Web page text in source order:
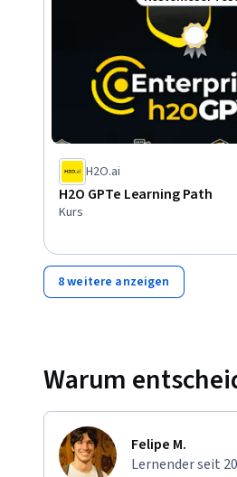
Status:
H2O.ai
H2O GPTe Learning Path
Kurs
8 weitere anzeigen
Warum
Felipe M.
Lernender seit